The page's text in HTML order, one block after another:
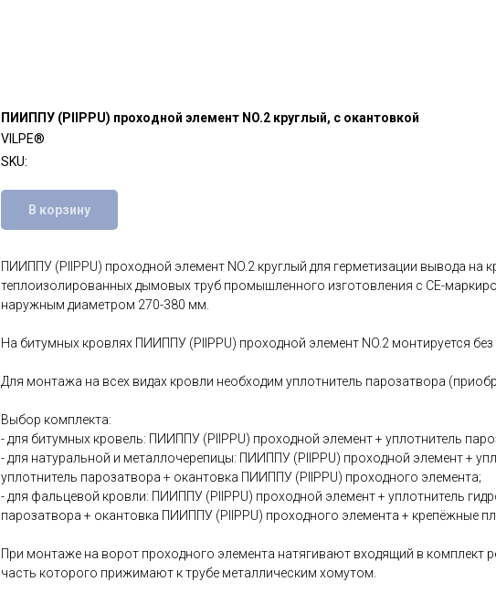
ПИИППУ (PIIPPU) проходной элемент NO.2 круглый, с окантовкой
VILPE®
SKU:
В корзину
ПИИППУ (PIIPPU) проходной элемент NO.2 круглый для герметизации вывода на
теплоизолированных дымовых труб промышленного изготовления c CE-
наружным диаметром 270-380 мм.
На битумных кровлях ПИИППУ (PIIPPU) проходной элемент NO.2 монтируется
Для монтажа на всех видах кровли необходим уплотнитель парозатвора
Выбор комплекта:
- для битумных кровель: ПИИППУ (PIIPPU) проходной элемент + уплотнитель
- для натуральной и металлочерепицы: ПИИППУ (PIIPPU) проходной элемент +
уплотнитель парозатвора + окантовка ПИИППУ (PIIPPU) проходного элемента;
- для фальцевой кровли: ПИИППУ (PIIPPU) проходной элемент + уплотнитель
парозатвора + окантовка ПИИППУ (PIIPPU) проходного элемента + крепёжные
При монтаже на ворот проходного элемента натягивают входящий в комплект
часть которого прижимают к трубе металлическим хомутом.